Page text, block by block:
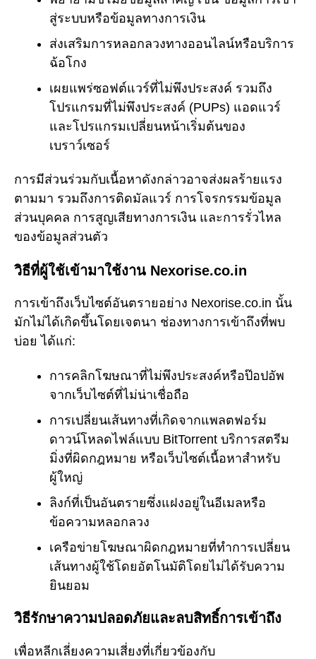
สู่ระบบหรือข้อมูลทางการเงิน
ส่งเสริมการหลอกลวงทางออนไลน์หรือบริการ
ฉ้อโกง
เผยแพร่ซอฟต์แวร์ที่ไม่พึงประสงค์ รวมถึง
โปรแกรมที่ไม่พึงประสงค์ (PUPs) แอดแวร์
และโปรแกรมเปลี่ยนหน้าเริ่มต้นของ
เบราว์เซอร์
การมีส่วนร่วมกับเนื้อหาดังกล่าวอาจส่งผลร้ายแรง
ตามมา รวมถึงการติดมัลแวร์ การโจรกรรมข้อมูล
ส่วนบุคคล การสูญเสียทางการเงิน และการรั่วไหล
ของข้อมูลส่วนตัว
วิธีที่ผู้ใช้เข้ามาใช้งาน Nexorise.co.in
การเข้าถึงเว็บไซต์อันตรายอย่าง Nexorise.co.in นั้น
มักไม่ได้เกิดขึ้นโดยเจตนา ช่องทางการเข้าถึงที่พบ
บ่อย ได้แก่:
การคลิกโฆษณาที่ไม่พึงประสงค์หรือป๊อปอัพ
จากเว็บไซต์ที่ไม่น่าเชื่อถือ
การเปลี่ยนเส้นทางที่เกิดจากแพลตฟอร์ม
ดาวน์โหลดไฟล์แบบ BitTorrent บริการสตรีม
มิ่งที่ผิดกฎหมาย หรือเว็บไซต์เนื้อหาสำหรับ
ผู้ใหญ่
ลิงก์ที่เป็นอันตรายซึ่งแฝงอยู่ในอีเมลหรือ
ข้อความหลอกลวง
เครือข่ายโฆษณาผิดกฎหมายที่ทำการเปลี่ยน
เส้นทางผู้ใช้โดยอัตโนมัติโดยไม่ได้รับความ
ยินยอม
วิธีรักษาความปลอดภัยและลบสิทธิ์การเข้าถึง
เพื่อหลีกเลี่ยงความเสี่ยงที่เกี่ยวข้องกับ